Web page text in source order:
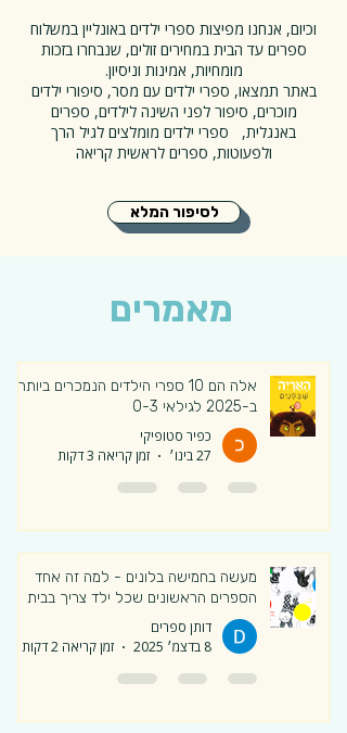
וכיום, אנחנו מפיצות ספרי ילדים באונליין במשלוח
ספרים עד הבית במחירים זולים, שנבחרו בזכות
.מומחיות, אמינות וניסיון
באתר תמצאו, ספרי ילדים עם מסר, סיפורי ילדים
מוכרים, סיפור לפני השינה לילדים, ספרים
באנגלית, ספרי ילדים מומלצים לגיל הרך
ולפעוטות, ספרים לראשית קריאה
לסיפור המלא
מאמרים
אלה הם 10 ספרי הילדים הנמכרים ביותר
ב-2025 לגילאי 0-3
כפיר סטופיקי
27 בינו׳
זמן קריאה 3 דקות
מעשה בחמישה בלונים - למה זה אחד
הספרים הראשונים שכל ילד צריך בבית
דותן ספרים
8 בדצמ׳ 2025
זמן קריאה 2 דקות